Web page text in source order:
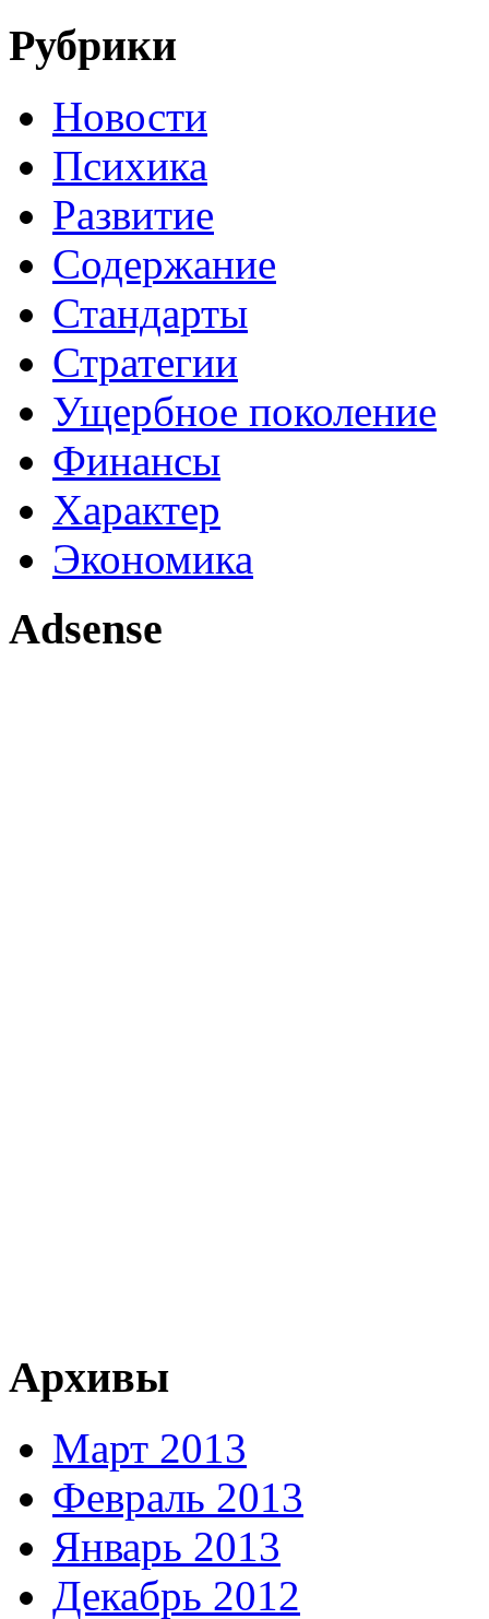
Рубрики
Новости
Психика
Развитие
Содержание
Стандарты
Стратегии
Ущербное поколение
Финансы
Характер
Экономика
Adsense
Архивы
Март 2013
Февраль 2013
Январь 2013
Декабрь 2012